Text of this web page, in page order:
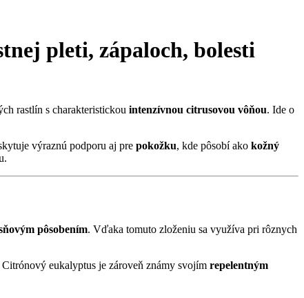
pleti, zápaloch, bolesti
rastlín s charakteristickou intenzívnou citrusovou vôňou. Ide o
výraznú podporu aj pre pokožku, kde pôsobí ako kožný
pôsobením. Vďaka tomuto zloženiu sa využíva pri rôznych
eukalyptus je zároveň známy svojím repelentným